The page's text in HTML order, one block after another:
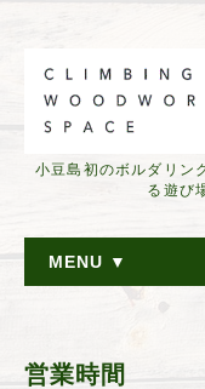
小豆島初のボルダリン
る遊び
MENU ▼
営業時間